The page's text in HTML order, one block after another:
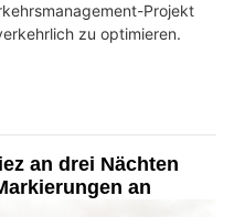
Projekt
zu optimieren.
an drei Nächten
an